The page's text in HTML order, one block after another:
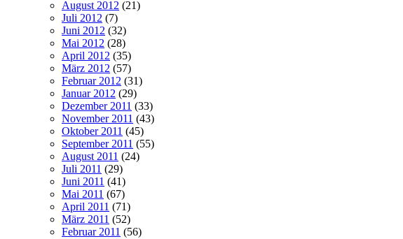
August 2012 (21)
Juli 2012 (7)
Juni 2012 (32)
Mai 2012 (28)
April 2012 (35)
März 2012 (57)
Februar 2012 (31)
Januar 2012 (29)
Dezember 2011 (33)
November 2011 (43)
Oktober 2011 (45)
September 2011 (55)
August 2011 (24)
Juli 2011 (29)
Juni 2011 (41)
Mai 2011 (67)
April 2011 (71)
März 2011 (52)
Februar 2011 (56)